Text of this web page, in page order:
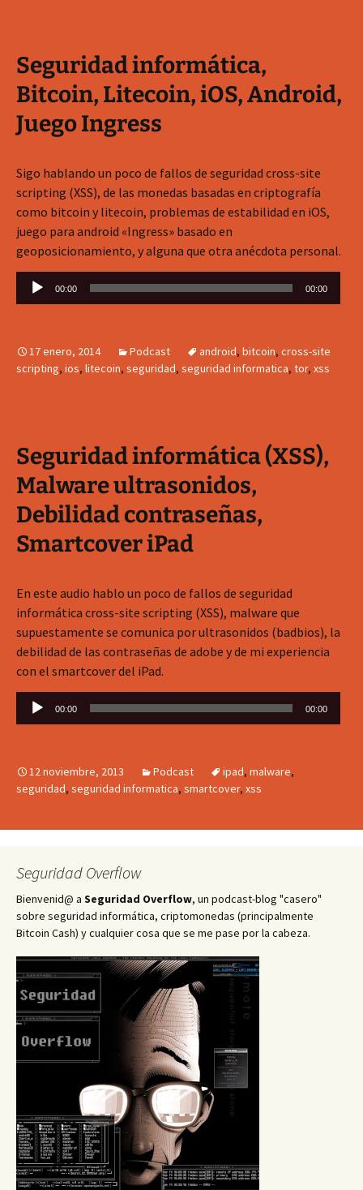
Seguridad informática,
Bitcoin, Litecoin, iOS, Android,
Juego Ingress
Sigo hablando un poco de fallos de seguridad cross-site
scripting (XSS), de las monedas basadas en criptografía
como bitcoin y litecoin, problemas de estabilidad en iOS,
juego para android «Ingress» basado en
geoposicionamiento, y alguna que otra anécdota personal.
Reproductor
de
00:00 00:00
17 enero, 2014 Podcast android, bitcoin, cross-site
scripting, ios, litecoin, seguridad, seguridad informatica, tor, xss
Seguridad informática (XSS),
Malware ultrasonidos,
Debilidad contraseñas,
Smartcover iPad
En este audio hablo un poco de fallos de seguridad
informática cross-site scripting (XSS), malware que
supuestamente se comunica por ultrasonidos (badbios), la
debilidad de las contraseñas de adobe y de mi experiencia
con el smartcover del iPad.
Reproductor
de
00:00 00:00
12 noviembre, 2013 Podcast ipad, malware,
seguridad, seguridad informatica, smartcover, xss
Seguridad Overflow
Bienvenid@ a Seguridad Overflow, un podcast-blog "casero"
sobre seguridad informática, criptomonedas (principalmente
Bitcoin Cash) y cualquier cosa que se me pase por la cabeza.